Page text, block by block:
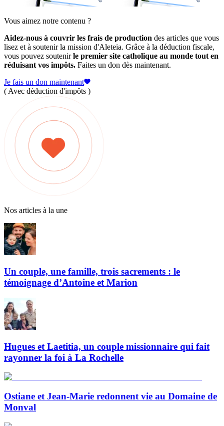
Vous aimez notre contenu ?
Aidez-nous à couvrir les frais de production des articles que vous
lisez et à soutenir la mission d'Aleteia. Grâce à la déduction fiscale,
vous pouvez soutenirle premier site catholique au monde tout en
réduisant vos impôts. Faites un don dès maintenant.
Je fais un don maintenant
( Avec déduction d'impôts )
Nos articles à la une
Un couple, une famille, trois sacrements : le
témoignage d’Antoine et Marion
Hugues et Laetitia, un couple missionnaire qui fait
rayonner la foi à La Rochelle
Ostiane et Jean-Marie redonnent vie au Domaine de
Monval